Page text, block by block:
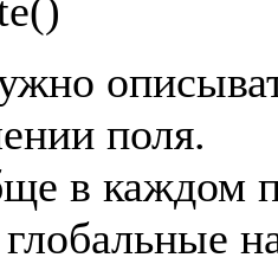
поля.
в каждом